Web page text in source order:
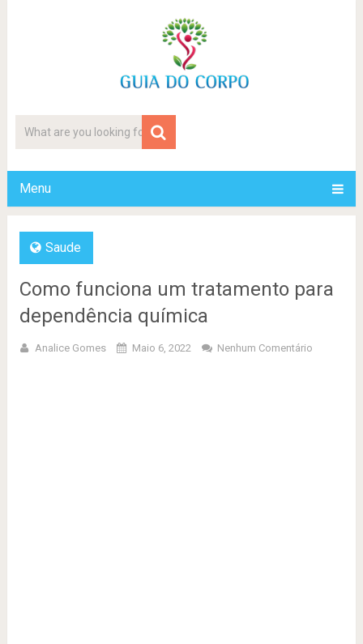
Menu
Saude
Como funciona um tratamento para
dependência química
Analice Gomes Maio 6, 2022 Nenhum Comentário